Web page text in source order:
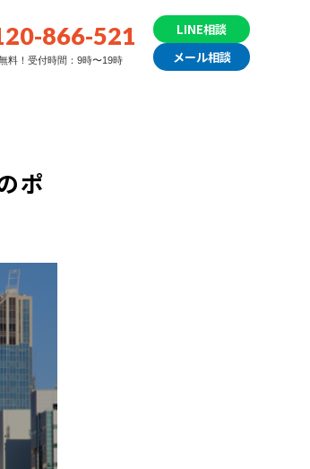
866-521
料！受付時間：9時〜19時
LINE相談
メール相談
ポ